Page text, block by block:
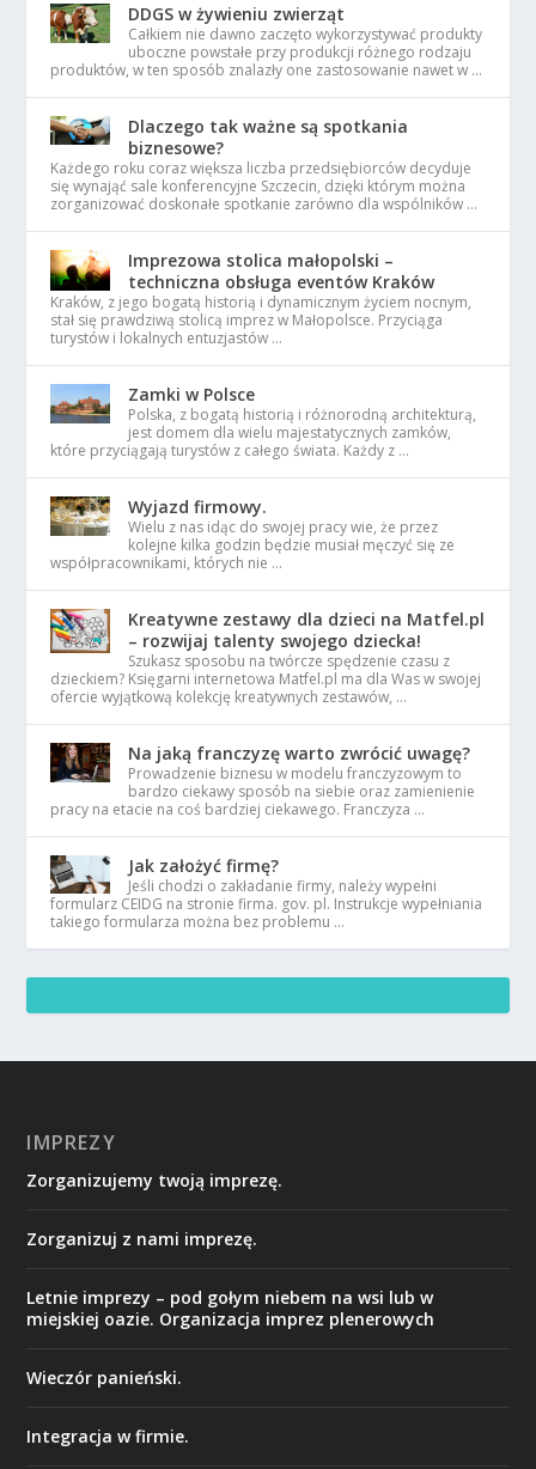
DDGS w żywieniu zwierząt
Całkiem nie dawno zaczęto wykorzystywać produkty
uboczne powstałe przy produkcji różnego rodzaju
produktów, w ten sposób znalazły one zastosowanie nawet w …
Dlaczego tak ważne są spotkania
biznesowe?
Każdego roku coraz większa liczba przedsiębiorców decyduje
się wynająć sale konferencyjne Szczecin, dzięki którym można
zorganizować doskonałe spotkanie zarówno dla wspólników …
Imprezowa stolica małopolski –
techniczna obsługa eventów Kraków
Kraków, z jego bogatą historią i dynamicznym życiem nocnym,
stał się prawdziwą stolicą imprez w Małopolsce. Przyciąga
turystów i lokalnych entuzjastów …
Zamki w Polsce
Polska, z bogatą historią i różnorodną architekturą,
jest domem dla wielu majestatycznych zamków,
które przyciągają turystów z całego świata. Każdy z …
Wyjazd firmowy.
Wielu z nas idąc do swojej pracy wie, że przez
kolejne kilka godzin będzie musiał męczyć się ze
współpracownikami, których nie …
Kreatywne zestawy dla dzieci na Matfel.pl
– rozwijaj talenty swojego dziecka!
Szukasz sposobu na twórcze spędzenie czasu z
dzieckiem? Księgarni internetowa Matfel.pl ma dla Was w swojej
ofercie wyjątkową kolekcję kreatywnych zestawów, …
Na jaką franczyzę warto zwrócić uwagę?
Prowadzenie biznesu w modelu franczyzowym to
bardzo ciekawy sposób na siebie oraz zamienienie
pracy na etacie na coś bardziej ciekawego. Franczyza …
Jak założyć firmę?
Jeśli chodzi o zakładanie firmy, należy wypełni
formularz CEIDG na stronie firma. gov. pl. Instrukcje wypełniania
takiego formularza można bez problemu …
IMPREZY
Zorganizujemy twoją imprezę.
Zorganizuj z nami imprezę.
Letnie imprezy – pod gołym niebem na wsi lub w
miejskiej oazie. Organizacja imprez plenerowych
Wieczór panieński.
Integracja w firmie.